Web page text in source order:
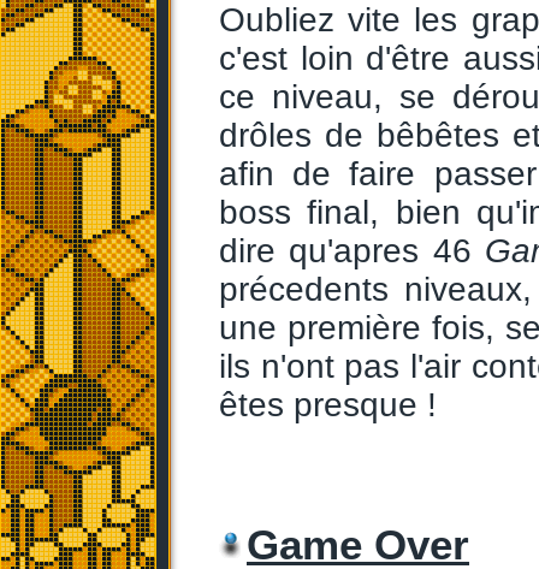
Oubliez vite les
c'est loin d'être
ce niveau, se
drôles de bêbêtes
afin de faire
boss final, bien
dire qu'apres 46
précedents
une première fois,
ils n'ont pas l'air
êtes presque !
Game Over